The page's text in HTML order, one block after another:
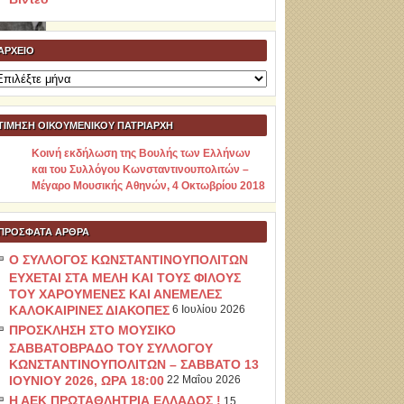
ΟΙΚΟΥΜΕΝΙΚΟΥ ΠΑΤΡΙΑΡΧΗ
Κοινή εκδήλωση της Βουλής των Ελλήνων
και του Συλλόγου Κωνσταντινουπολιτών –
Μέγαρο Μουσικής Αθηνών, 4 Οκτωβρίου 2018
ΆΡΘΡΑ
Ο ΣΥΛΛΟΓΟΣ ΚΩΝΣΤΑΝΤΙΝΟΥΠΟΛΙΤΩΝ
ΕΥΧΕΤΑΙ ΣΤΑ ΜΕΛΗ ΚΑΙ ΤΟΥΣ ΦΙΛΟΥΣ
ΤΟΥ ΧΑΡΟΥΜΕΝΕΣ ΚΑΙ ΑΝΕΜΕΛΕΣ
ΚΑΛΟΚΑΙΡΙΝΕΣ ΔΙΑΚΟΠΕΣ 6 Ιουλίου 2026
ΠΡΟΣΚΛΗΣΗ ΣΤΟ ΜΟΥΣΙΚΟ
ΣΑΒΒΑΤΟΒΡΑΔΟ ΤΟΥ ΣΥΛΛΟΓΟΥ
ΚΩΝΣΤΑΝΤΙΝΟΥΠΟΛΙΤΩΝ – ΣΑΒΒΑΤΟ 13
ΙΟΥΝΙΟΥ 2026, ΩΡΑ 18:00 22 Μαΐου 2026
Η ΑΕΚ ΠΡΩΤΑΘΛΗΤΡΙΑ ΕΛΛΑΔΟΣ !